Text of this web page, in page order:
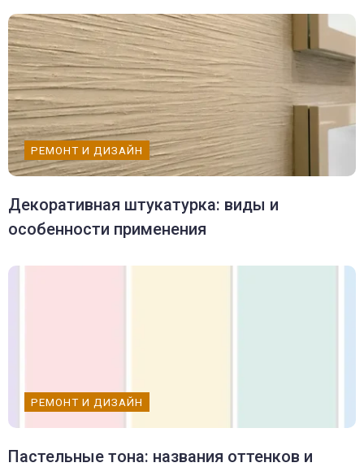
РЕМОНТ И ДИЗАЙН
Декоративная штукатурка: виды и
особенности применения
РЕМОНТ И ДИЗАЙН
Пастельные тона: названия оттенков и